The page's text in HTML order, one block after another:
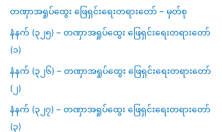
တဏှာအရှုပ်ထွေး ဖြေရှင်းရေးတရားတော် – မှတ်စု
နံနက် (၃၂၅) – တဏှာအရှုပ်ထွေး ဖြေရှင်းရေးတရားတော်
(၁)
နံနက် (၃၂၆) – တဏှာအရှုပ်ထွေး ဖြေရှင်းရေးတရားတော်
(၂)
နံနက် (၃၂၇) – တဏှာအရှုပ်ထွေး ဖြေရှင်းရေးတရားတော်
(၃)